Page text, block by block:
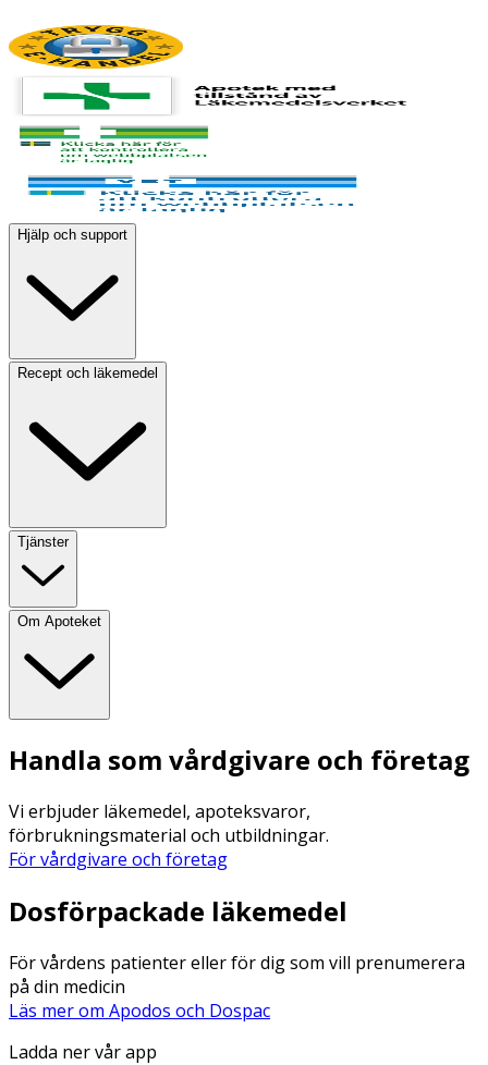
Hjälp och support
Recept och läkemedel
Tjänster
Om Apoteket
Handla som vårdgivare och företag
Vi erbjuder läkemedel, apoteksvaror,
förbrukningsmaterial och utbildningar.
För vårdgivare och företag
Dosförpackade läkemedel
För vårdens patienter eller för dig som vill prenumerera
på din medicin
Läs mer om Apodos och Dospac
Ladda ner vår app